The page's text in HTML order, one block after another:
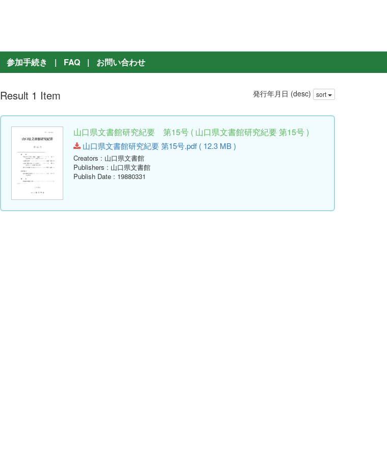
参加手続き | FAQ | お問い合わせ
Result 1 Item 発行年月日 (desc) sort
山口県文書館研究紀要 第15号 ( 山口県文書館研究紀要 第15号 )
山口県文書館研究紀要 第15号.pdf ( 12.3 MB )
Creators : 山口県文書館
Publishers : 山口県文書館
Publish Date : 19880331